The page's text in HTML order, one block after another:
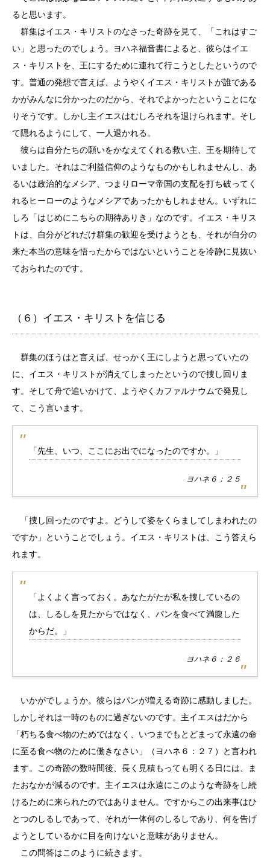
ると思います。
群集はイエス・キリストのなさった奇跡を見て、「これはすご
い」と思ったのでしょう。ヨハネ福音書によると、彼らはイエ
ス・キリストを、王にするために連れて行こうとしたというので
す。普通の発想で言えば、ようやくイエス・キリストが誰である
かがみんなに分かったのだから、それでよかったということにな
りそうです。しかし主イエスはむしろそれを退けられます。そし
て隠れるようにして、一人退かれる。
彼らは自分たちの願いをかなえてくれる救い主、王を期待して
いました。それはご利益信仰のようなものかもしれませんし、あ
るいは政治的なメシア、つまりローマ帝国の支配を打ち破ってく
れるヒーローのようなメシアであったかもしれません。いずれに
しろ「はじめにこちらの期待ありき」なのです。イエス・キリス
トは、自分がどれだけ群集の歓迎を受けようとも、それが自分の
来た本当の意味を悟ったからではないということを冷静に見抜い
ておられたのです。
（６）イエス・キリストを信じる
群集のほうはと言えば、せっかく王にしようと思っていたの
に、イエス・キリストが消えてしまったというので捜し回りま
す。そして舟で追いかけて、ようやくカファルナウムで発見し
て、こう言います。
「先生、いつ、ここにお出でになったのですか。」
ヨハネ６：２５
「捜し回ったのですよ。どうして姿をくらましてしまわれたの
ですか」ということでしょう。イエス・キリストは、こう答えら
れます。
「よくよく言っておく。あなたがたが私を捜しているの
は、しるしを見たからではなく、パンを食べて満腹した
からだ。」
ヨハネ６：２６
いかがでしょうか。彼らはパンが増える奇跡に感動しました。
しかしそれは一時のものに過ぎないのです。主イエスはだから
「朽ちる食べ物のためではなく、いつまでもとどまって永遠の命
に至る食べ物のために働きなさい」（ヨハネ６：２７）と言われ
ます。この奇跡の数時間後、長く見積もっても明くる日には、ま
たおなかが減るのです。主イエスは永遠にこのような奇跡をし続
けるために来られたのではありません。ですからこの出来事はひ
とつのしるしであって、それが一体何のしるしであり、何を告げ
ようとしているかに目を向けないと意味がありません。
この問答はこのように続きます。